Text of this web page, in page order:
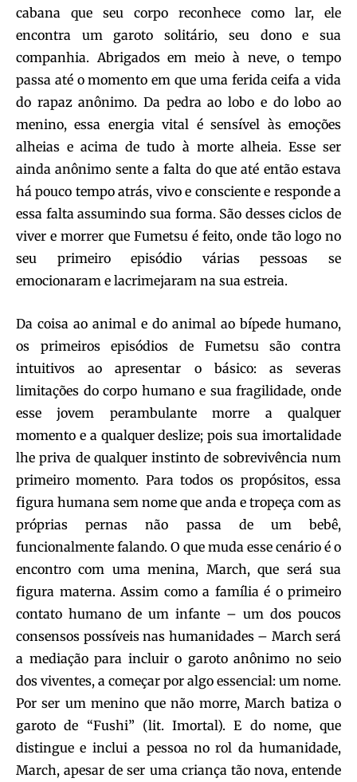
cabana que seu corpo reconhece como lar, ele
encontra um garoto solitário, seu dono e sua
companhia. Abrigados em meio à neve, o tempo
passa até o momento em que uma ferida ceifa a vida
do rapaz anônimo. Da pedra ao lobo e do lobo ao
menino, essa energia vital é sensível às emoções
alheias e acima de tudo à morte alheia. Esse ser
ainda anônimo sente a falta do que até então estava
há pouco tempo atrás, vivo e consciente e responde a
essa falta assumindo sua forma. São desses ciclos de
viver e morrer que Fumetsu é feito, onde tão logo no
seu primeiro episódio várias pessoas se
emocionaram e lacrimejaram na sua estreia.
Da coisa ao animal e do animal ao bípede humano,
os primeiros episódios de Fumetsu são contra
intuitivos ao apresentar o básico: as severas
limitações do corpo humano e sua fragilidade, onde
esse jovem perambulante morre a qualquer
momento e a qualquer deslize; pois sua imortalidade
lhe priva de qualquer instinto de sobrevivência num
primeiro momento. Para todos os propósitos, essa
figura humana sem nome que anda e tropeça com as
próprias pernas não passa de um bebê,
funcionalmente falando. O que muda esse cenário é o
encontro com uma menina, March, que será sua
figura materna. Assim como a família é o primeiro
contato humano de um infante – um dos poucos
consensos possíveis nas humanidades – March será
a mediação para incluir o garoto anônimo no seio
dos viventes, a começar por algo essencial: um nome.
Por ser um menino que não morre, March batiza o
garoto de “Fushi” (lit. Imortal). E do nome, que
distingue e inclui a pessoa no rol da humanidade,
March, apesar de ser uma criança tão nova, entende